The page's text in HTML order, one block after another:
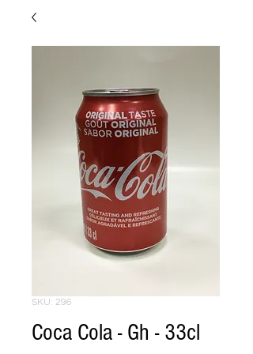
SKU: 296
Coca Cola - Gh - 33cl